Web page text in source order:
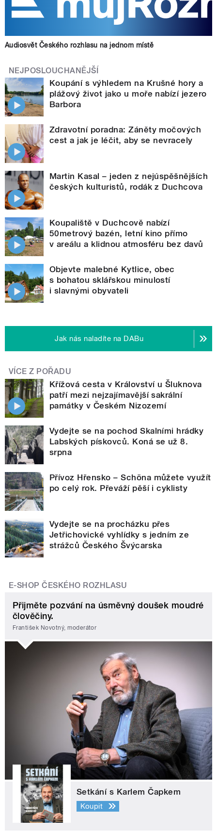
Audiosvět Českého rozhlasu na jednom místě
NEJPOSLOUCHANĚJŠÍ
Koupání s výhledem na Krušné hory a
plážový život jako u moře nabízí jezero
Barbora
Zdravotní poradna: Záněty močových
cest a jak je léčit, aby se nevracely
Martin Kasal – jeden z nejúspěšnějších
českých kulturistů, rodák z Duchcova
Koupaliště v Duchcově nabízí
50metrový bazén, letní kino přímo
v areálu a klidnou atmosféru bez davů
Objevte malebné Kytlice, obec
s bohatou sklářskou minulostí
i slavnými obyvateli
Jak nás naladíte na DABu
VÍCE Z POŘADU
Křížová cesta v Království u Šluknova
patří mezi nejzajímavější sakrální
památky v Českém Nizozemí
Vydejte se na pochod Skalními hrádky
Labských pískovců. Koná se už 8.
srpna
Přívoz Hřensko – Schöna můžete využít
po celý rok. Převáží pěší i cyklisty
Vydejte se na procházku přes
Jetřichovické vyhlídky s jedním ze
strážců Českého Švýcarska
E-SHOP ČESKÉHO ROZHLASU
Přijměte pozvání na úsměvný doušek moudré
člověčiny.
František Novotný, moderátor
Setkání s Karlem Čapkem
Koupit